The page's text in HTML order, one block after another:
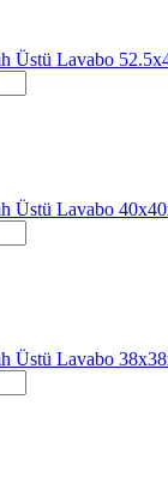
Üstü Lavabo
Üstü Lavabo
Üstü Lavabo